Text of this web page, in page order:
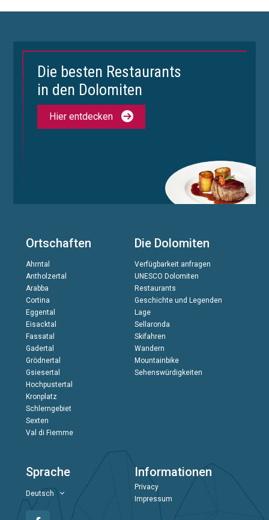
Die besten Restaurants
in den Dolomiten
Hier entdecken
Ortschaften
Ahrntal
Antholzertal
Arabba
Cortina
Eggental
Eisacktal
Fassatal
Gadertal
Grödnertal
Gsiesertal
Hochpustertal
Kronplatz
Schlerngebiet
Sexten
Val di Fiemme
Die Dolomiten
Verfügbarkeit anfragen
UNESCO Dolomiten
Restaurants
Geschichte und Legenden
Lage
Sellaronda
Skifahren
Wandern
Mountainbike
Sehenswürdigkeiten
Sprache
Deutsch
Informationen
Privacy
Impressum